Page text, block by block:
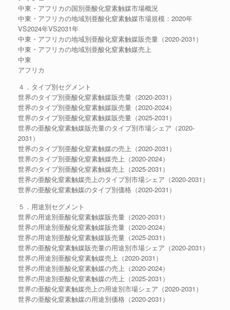
中東・アフリカの国別亜酸化窒素触媒市場概況
中東・アフリカの地域別亜酸化窒素触媒市場規模：2020年
VS2024年VS2031年
中東・アフリカの地域別亜酸化窒素触媒販売量（2020-2031）
中東・アフリカの地域別亜酸化窒素触媒売上
中東
アフリカ
４．タイプ別セグメント
世界のタイプ別亜酸化窒素触媒販売量（2020-2031）
世界のタイプ別亜酸化窒素触媒販売量（2020-2024）
世界のタイプ別亜酸化窒素触媒販売量（2025-2031）
世界の亜酸化窒素触媒販売量のタイプ別市場シェア（2020-
2031）
世界のタイプ別亜酸化窒素触媒の売上（2020-2031）
世界のタイプ別亜酸化窒素触媒売上（2020-2024）
世界のタイプ別亜酸化窒素触媒売上（2025-2031）
世界の亜酸化窒素触媒売上のタイプ別市場シェア（2020-2031）
世界の亜酸化窒素触媒のタイプ別価格（2020-2031）
５．用途別セグメント
世界の用途別亜酸化窒素触媒販売量（2020-2031）
世界の用途別亜酸化窒素触媒販売量（2020-2024）
世界の用途別亜酸化窒素触媒販売量（2025-2031）
世界の亜酸化窒素触媒販売量の用途別市場シェア（2020-2031）
世界の用途別亜酸化窒素触媒売上（2020-2031）
世界の用途別亜酸化窒素触媒の売上（2020-2024）
世界の用途別亜酸化窒素触媒の売上（2025-2031）
世界の亜酸化窒素触媒売上の用途別市場シェア（2020-2031）
世界の亜酸化窒素触媒の用途別価格（2020-2031）